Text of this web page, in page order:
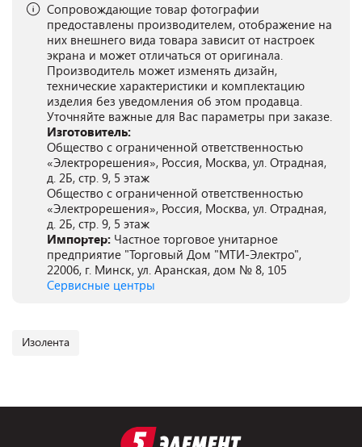
Сопровождающие товар фотографии
предоставлены производителем, отображение на
них внешнего вида товара зависит от настроек
экрана и может отличаться от оригинала.
Производитель может изменять дизайн,
технические характеристики и комплектацию
изделия без уведомления об этом продавца.
Уточняйте важные для Вас параметры при заказе.
Изготовитель:
Общество с ограниченной ответственностью
«Электрорешения», Россия, Москва, ул. Отрадная,
д. 2Б, стр. 9, 5 этаж
Общество с ограниченной ответственностью
«Электрорешения», Россия, Москва, ул. Отрадная,
д. 2Б, стр. 9, 5 этаж
Импортер: Частное торговое унитарное
предприятие "Торговый Дом "МТИ-Электро",
22006, г. Минск, ул. Аранская, дом № 8, 105
Сервисные центры
Изолента